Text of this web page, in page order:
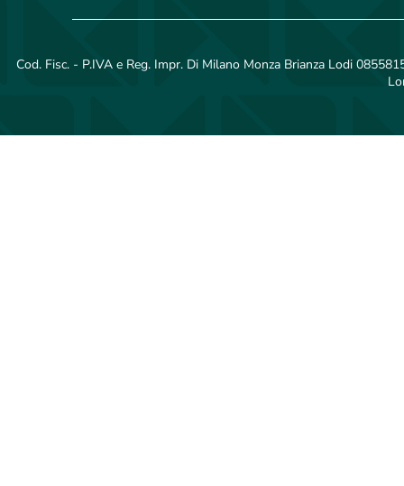
Cod. Fisc. - P.IVA e Reg. Impr. Di Milano Monza Brianza Lodi